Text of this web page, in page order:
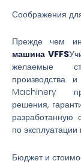
Соображения
Прежде чем
машина VFFS
желаемые
производства
Machinery
решения,
разработанную
по
Бюджет и